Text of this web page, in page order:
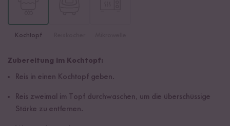
Kochtopf
Zubereitung im Kochtopf:
Reis in einen Kochtopf geben.
Reis zweimal im Topf durchwaschen, um die überschüssige
Stärke zu entfernen.